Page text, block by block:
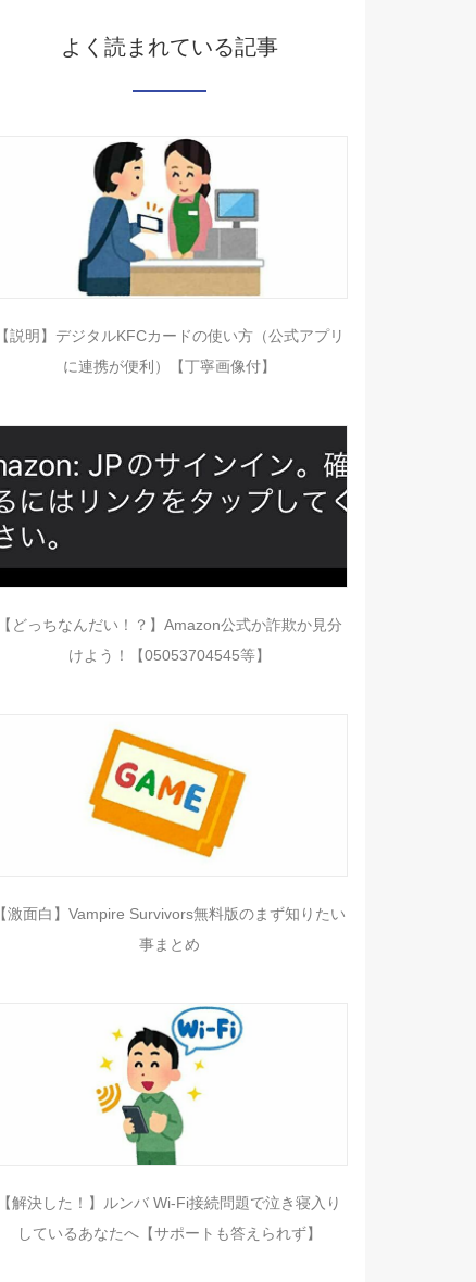
よく読まれている記事
【説明】デジタルKFCカードの使い方（公式アプリ
に連携が便利）【丁寧画像付】
【どっちなんだい！？】Amazon公式か詐欺か見分
けよう！【05053704545等】
【激面白】Vampire Survivors無料版のまず知りたい
事まとめ
【解決した！】ルンバ Wi-Fi接続問題で泣き寝入り
しているあなたへ【サポートも答えられず】